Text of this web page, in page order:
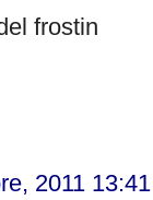
frostin
2011 13:41